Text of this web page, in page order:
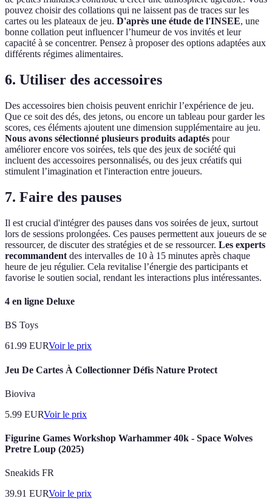
pouvez choisir des collations qui ne laissent pas de traces sur les
cartes ou les plateaux de jeu. D'après une étude de l'INSEE, une
bonne collation peut influencer l’humeur de vos invités et leur
capacité à se concentrer. Pensez à proposer des options adaptées aux
différents régimes alimentaires.
6. Utiliser des accessoires
Des accessoires bien choisis peuvent enrichir l’expérience de jeu.
Que ce soit des dés, des jetons, ou encore un tableau pour garder les
scores, ces éléments ajoutent une dimension supplémentaire au jeu.
Nous avons sélectionné plusieurs produits adaptés pour
améliorer encore vos soirées, tels que des jeux de société qui
incluent des accessoires personnalisés, ou des jeux créatifs qui
stimulent l’imagination et l'interaction entre joueurs.
7. Faire des pauses
Il est crucial d'intégrer des pauses dans vos soirées de jeux, surtout
lors de sessions prolongées. Ces pauses permettent aux joueurs de se
ressourcer, de discuter des stratégies et de se ressourcer. Les experts
recommandent des intervalles de 10 à 15 minutes après chaque
heure de jeu régulier. Cela revitalise l’énergie des participants et
favorise le soutien social, rendant les interactions plus intéressantes.
4 en ligne Deluxe
BS Toys
61.99 EURVoir le prix
Jeu De Cartes À Collectionner Défis Nature Protect
Bioviva
5.99 EURVoir le prix
Figurine Games Workshop Warhammer 40k - Space Wolves
Pretre Loup (2025)
Sneakids FR
39.91 EURVoir le prix